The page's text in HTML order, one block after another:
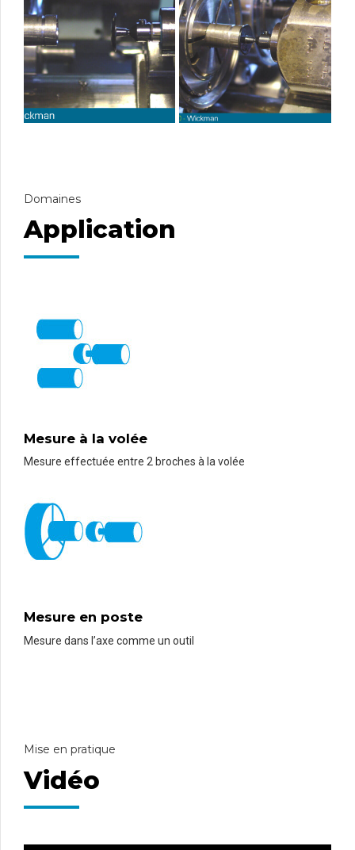
Domaines
Application
Mesure à la volée
Mesure effectuée entre 2 broches à la volée
Mesure en poste
Mesure dans l’axe comme un outil
Mise en pratique
Vidéo